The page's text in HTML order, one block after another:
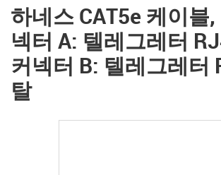
하네스 CAT5e 케이블,
넥터 A: 텔레그레터
커넥터 B: 텔레그레터
탈